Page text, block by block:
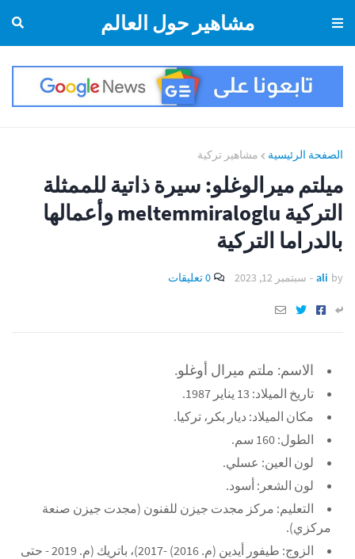
مشاهير حول العالم
الصفحة الرئيسية مشاهير تركية
ميلتم ميرالوغلو: سيرة ذاتية للممثلة
التركية meltemmiraloglu وأعمالها
بالدراما التركية
by
ali
- سبتمبر 12, 2023 0 تعليقات
الاسم: ملتم ميرال أوغلو.
تاريخ الميلاد: 13 يناير 1987.
مكان الميلاد: ديار بكر، تركيا.
الطول: 160 سم.
لون العين: عسلي.
لون الشعر: أسود.
التعليم: مركز مجدت جيزن للفنون (مجدت جيزن صنعة
مركزي).
الزوج: طيفور أيدين (م. 2016) -2017)، باتريك (م. 2019 - حتى